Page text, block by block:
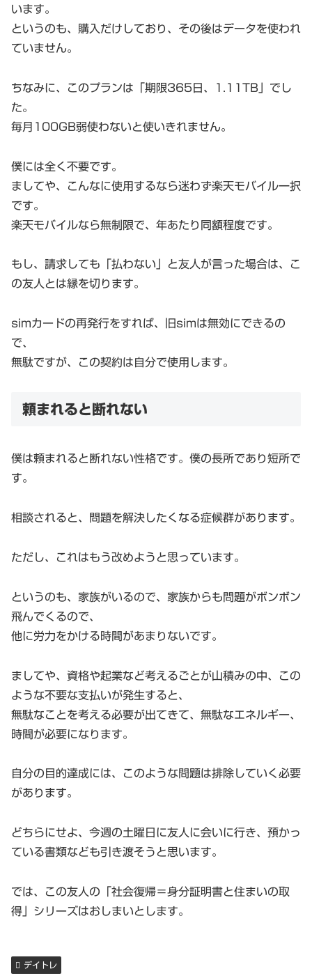
います。
というのも、購入だけしており、その後はデータを使われ
ていません。
ちなみに、このプランは「期限365日、1.11TB」でし
た。
毎月100GB弱使わないと使いきれません。
僕には全く不要です。
ましてや、こんなに使用するなら迷わず楽天モバイル一択
です。
楽天モバイルなら無制限で、年あたり同額程度です。
もし、請求しても「払わない」と友人が言った場合は、こ
の友人とは縁を切ります。
simカードの再発行をすれば、旧simは無効にできるの
で、
無駄ですが、この契約は自分で使用します。
頼まれると断れない
僕は頼まれると断れない性格です。僕の長所であり短所で
す。
相談されると、問題を解決したくなる症候群があります。
ただし、これはもう改めようと思っています。
というのも、家族がいるので、家族からも問題がボンボン
飛んでくるので、
他に労力をかける時間があまりないです。
ましてや、資格や起業など考えるごとが山積みの中、この
ような不要な支払いが発生すると、
無駄なことを考える必要が出てきて、無駄なエネルギー、
時間が必要になります。
自分の目的達成には、このような問題は排除していく必要
があります。
どちらにせよ、今週の土曜日に友人に会いに行き、預かっ
ている書類なども引き渡そうと思います。
では、この友人の「社会復帰＝身分証明書と住まいの取
得」シリーズはおしまいとします。
デイトレ